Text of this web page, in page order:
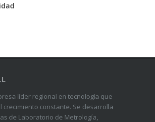
líder regional en tecnología que
crecimiento constante. Se desarrolla
de Laboratorio de Metrología,